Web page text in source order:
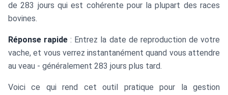
de 283 jours qui est cohérente pour la plupart des races
bovines.
Réponse rapide : Entrez la date de reproduction de votre
vache, et vous verrez instantanément quand vous attendre
au veau - généralement 283 jours plus tard.
Voici ce qui rend cet outil pratique pour la gestion